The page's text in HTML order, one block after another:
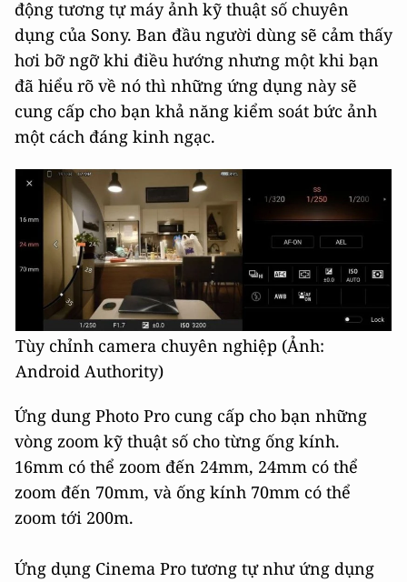
động tương tự máy ảnh kỹ thuật số chuyên
dụng của Sony. Ban đầu người dùng sẽ cảm thấy
hơi bỡ ngỡ khi điều hướng nhưng một khi bạn
đã hiểu rõ về nó thì những ứng dụng này sẽ
cung cấp cho bạn khả năng kiểm soát bức ảnh
một cách đáng kinh ngạc.
Tùy chỉnh camera chuyên nghiệp (Ảnh:
Android Authority)
Ứng dung Photo Pro cung cấp cho bạn những
vòng zoom kỹ thuật số cho từng ống kính.
16mm có thể zoom đến 24mm, 24mm có thể
zoom đến 70mm, và ống kính 70mm có thể
zoom tới 200m.
Ứng dụng Cinema Pro tương tự như ứng dụng